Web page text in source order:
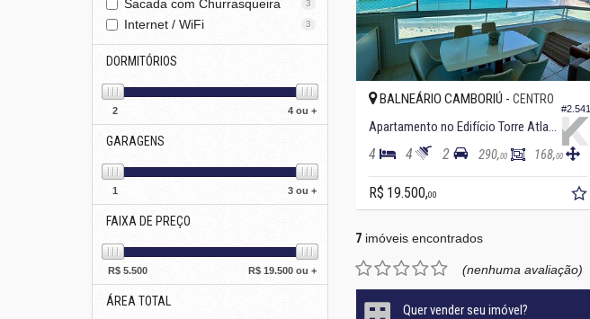
Sacada com Churrasqueira 3
Internet / WiFi 3
DORMITÓRIOS
2 4 ou +
GARAGENS
1 3 ou +
FAIXA DE PREÇO
R$ 5.500 R$ 19.500 ou +
ÁREA TOTAL
#2.541
BALNEÁRIO CAMBORIÚ - CENTRO
Apartamento no Edifício Torre Atlantica
4 4 2 290,00 168,00
R$ 19.500,00
7imóveis encontrados
(nenhuma avaliação)
Quer vender seu imóvel?